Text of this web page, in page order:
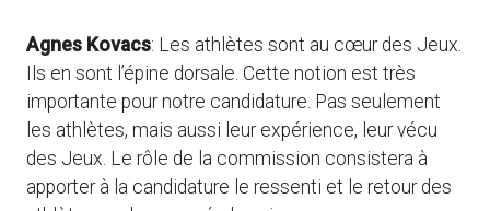
Agnes Kovacs: Les athlètes sont au cœur des Jeux.
Ils en sont l’épine dorsale. Cette notion est très
importante pour notre candidature. Pas seulement
les athlètes, mais aussi leur expérience, leur vécu
des Jeux. Le rôle de la commission consistera à
apporter à la candidature le ressenti et le retour des